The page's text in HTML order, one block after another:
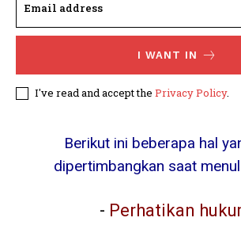
I WANT IN
I've read and accept the Privacy Policy.
Berikut ini beberapa hal
dipertimbangkan saat
- Perhatikan